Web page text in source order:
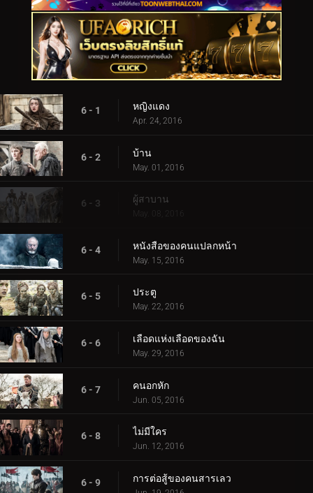
6 - 1 หญิงแดง
Apr. 24, 2016
6 - 2 บ้าน
May. 01, 2016
6 - 3 ผู้สาบาน
May. 08, 2016
6 - 4 หนังสือของคนแปลกหน้า
May. 15, 2016
6 - 5 ประตู
May. 22, 2016
6 - 6 เลือดแห่งเลือดของฉัน
May. 29, 2016
6 - 7 คนอกหัก
Jun. 05, 2016
6 - 8 ไม่มีใคร
Jun. 12, 2016
6 - 9 การต่อสู้ของคนสารเลว